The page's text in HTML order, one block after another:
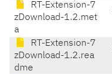
RT-Extension-7
zDownload-1.2.met
a
RT-Extension-7
zDownload-1.2.rea
dme